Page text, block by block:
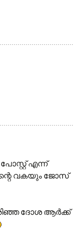
എന്ന്
വകയും ജോസ്
ദോശ ആര്‍ക്ക്